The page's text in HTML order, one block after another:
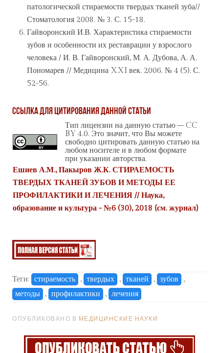
патологической стираемости твердых тканей зуба//
Стоматология 2008. № 3. С. 15-18.
Гайворонский И.В. Характеристика стираемости
зубов и особенности их реставрации у взрослого
человека / И. В. Гайворонский, М. А. Дубова, А. А.
Пономарев // Медицина XXI век. 2006. № 4 (5). С.
52-56.
Ссылка для цитирования данной статьи
Тип лицензии на данную статью – CC
BY 4.0. Это значит, что Вы можете
свободно цитировать данную статью на
любом носителе и в любом формате
при указании авторства.
Ешиев А.М., Пакыров Ж.К. СТИРАЕМОСТЬ
ТВЕРДЫХ ТКАНЕЙ ЗУБОВ И МЕТОДЫ ЕЕ
ПРОФИЛАКТИКИ И ЛЕЧЕНИЯ // Наука,
образование и культура - №6 (30), 2018 {см. журнал}
Теги: стираемость , твердых , тканей , зубов
,
методы , профилактики , лечения
ОПУБЛИКОВАНО В МЕДИЦИНСКИЕ НАУКИ